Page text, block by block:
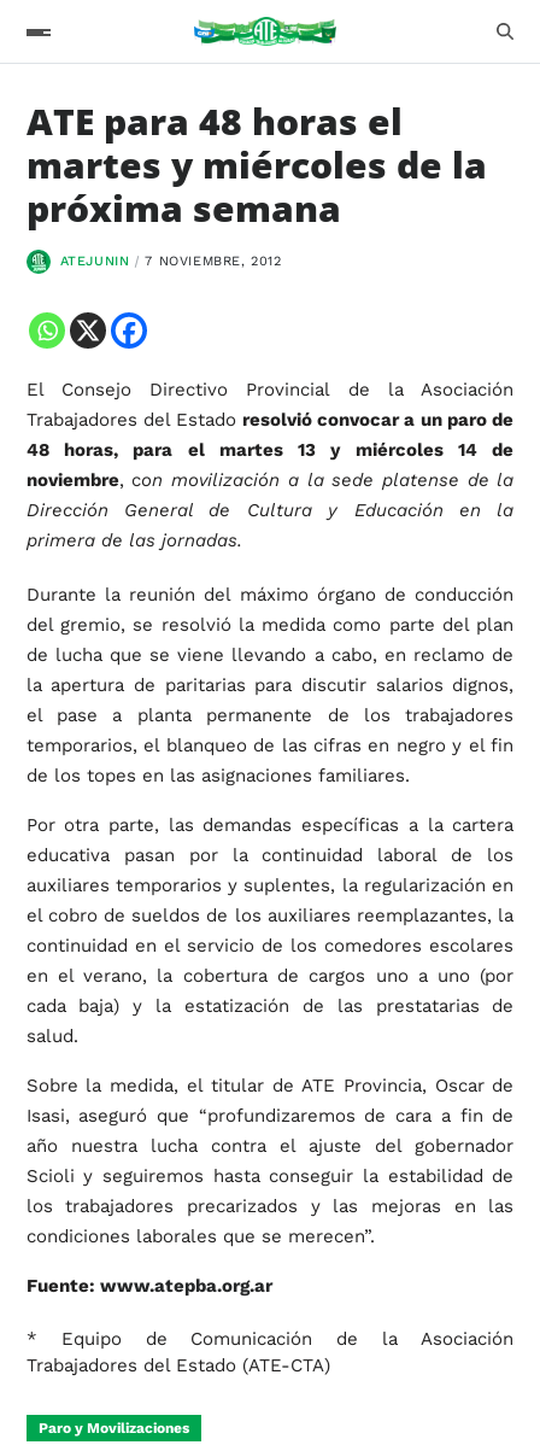
ATE para 48 horas el
martes y miércoles de la
próxima semana
ATEJUNIN 7 NOVIEMBRE, 2012
El Consejo Directivo Provincial de la Asociación
Trabajadores del Estado resolvió convocar a un paro de
48 horas, para el martes 13 y miércoles 14 de
noviembre, con movilización a la sede platense de la
Dirección General de Cultura y Educación en la
primera de las jornadas.
Durante la reunión del máximo órgano de conducción
del gremio, se resolvió la medida como parte del plan
de lucha que se viene llevando a cabo, en reclamo de
la apertura de paritarias para discutir salarios dignos,
el pase a planta permanente de los trabajadores
temporarios, el blanqueo de las cifras en negro y el fin
de los topes en las asignaciones familiares.
Por otra parte, las demandas específicas a la cartera
educativa pasan por la continuidad laboral de los
auxiliares temporarios y suplentes, la regularización en
el cobro de sueldos de los auxiliares reemplazantes, la
continuidad en el servicio de los comedores escolares
en el verano, la cobertura de cargos uno a uno (por
cada baja) y la estatización de las prestatarias de
salud.
Sobre la medida, el titular de ATE Provincia, Oscar de
Isasi, aseguró que “profundizaremos de cara a fin de
año nuestra lucha contra el ajuste del gobernador
Scioli y seguiremos hasta conseguir la estabilidad de
los trabajadores precarizados y las mejoras en las
condiciones laborales que se merecen”.
Fuente: www.atepba.org.ar
* Equipo de Comunicación de la Asociación
Trabajadores del Estado (ATE-CTA)
Paro y Movilizaciones